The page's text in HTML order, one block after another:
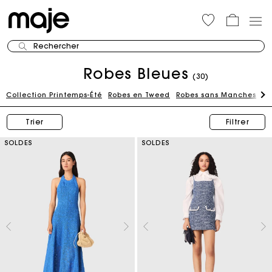
Rechercher
Robes Bleues (30)
Collection Printemps-Été Robes en Tweed Robes sans Manches
Trier Filtrer
SOLDES SOLDES